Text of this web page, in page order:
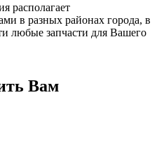
располагает
в разных районах города, в
любые запчасти для Вашего
Вам